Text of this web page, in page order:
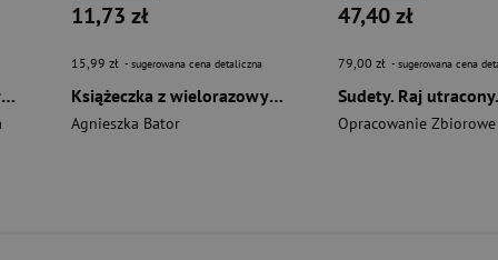
MAM eMOCje. Wielkie sprawy małych ludzi. Opowiadania terapeutyczne. Część 2
11,73 zł
15,99 zł - sugerowana cena detaliczna
Książeczka z wielorazowymi naklejkami. W lesie. Naklejam, odklejam!
Agnieszka Bator
47,40 zł
79,00 zł - sugerowana cena
Opracowanie Zbiorowe